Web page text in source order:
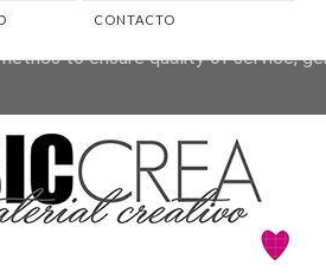
CONTACTO
analyze traffic. Your IP address and
to ensure quality of service,